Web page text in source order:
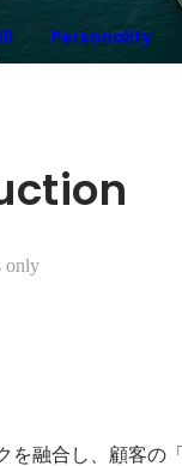
Personality
only
を融合し、顧客の